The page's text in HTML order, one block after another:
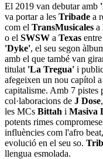
El 2019 van debutar amb
va portar a les Tribade a
com el TransMusicales a
o el SWSW a Texas
'Dyke', el seu segon
amb el que també van
titulat 'La Tregua' i
afegeixen un nou capítol
capitalisme. Amb 7 pistes
col·laboracions de J Dose,
les MCs Bittah i Masiva
potents rimes
influències com l'afro
evolució en el seu so.
llengua esmolada.